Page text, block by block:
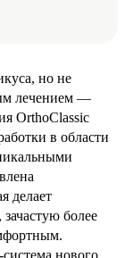
но не
лечением —
OrthoClassic
в области
делает
более
нового